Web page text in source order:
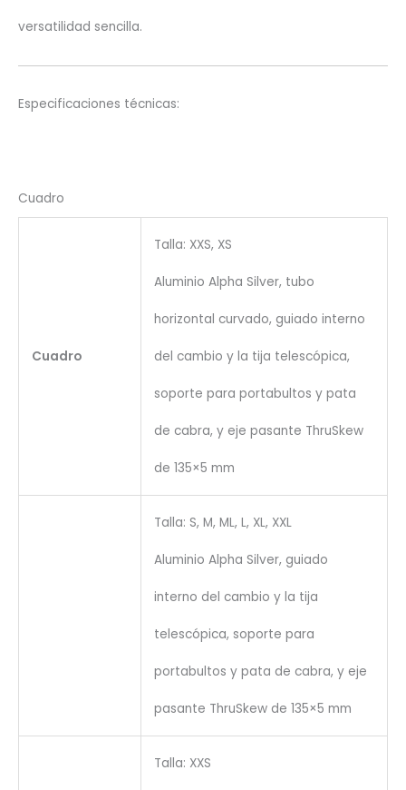
versatilidad sencilla.
Especificaciones técnicas:
Cuadro
Cuadro
Talla: XXS, XS
Aluminio Alpha Silver, tubo
horizontal curvado, guiado interno
del cambio y la tija telescópica,
soporte para portabultos y pata
de cabra, y eje pasante ThruSkew
de 135×5 mm
Talla: S, M, ML, L, XL, XXL
Aluminio Alpha Silver, guiado
interno del cambio y la tija
telescópica, soporte para
portabultos y pata de cabra, y eje
pasante ThruSkew de 135×5 mm
Talla: XXS